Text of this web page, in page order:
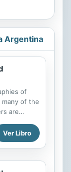
Argentina
of
many of the
are
Ver Libro